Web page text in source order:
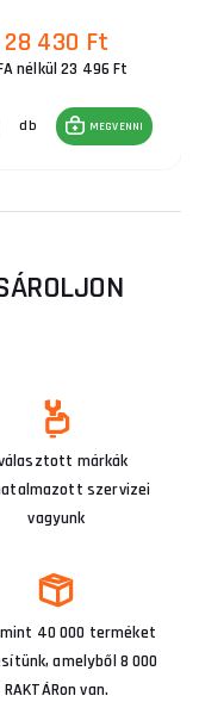
28 430 Ft
nélkül 23 496 Ft
db MEGVENNI
márkák
szervizei
vagyunk
40 000 terméket
amelyből 8 000
RAKTÁRon van.